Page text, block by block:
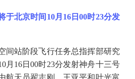
于北京时间 10月16日00时23分发
间站阶段飞行任务总指挥部研究
月16日00时23分发射神舟十三号
航天员翟志刚、王亚平和叶光富